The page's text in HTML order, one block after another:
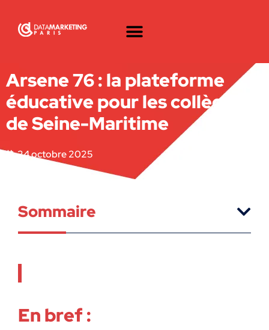
Arsene 76 : la plateforme
éducative pour les collèges
de Seine-Maritime
24 octobre 2025
Sommaire
En bref :